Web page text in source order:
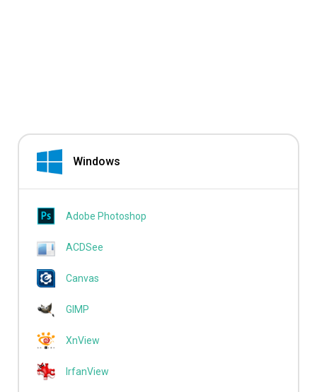
Windows
Adobe Photoshop
ACDSee
Canvas
GIMP
XnView
IrfanView